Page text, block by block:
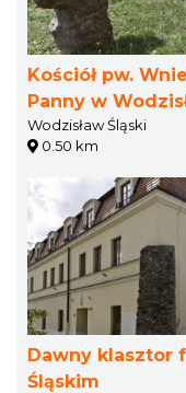
Kościół pw.
Panny w
Wodzisław Śląski
0.50 km
Dawny klasztor
Śląskim